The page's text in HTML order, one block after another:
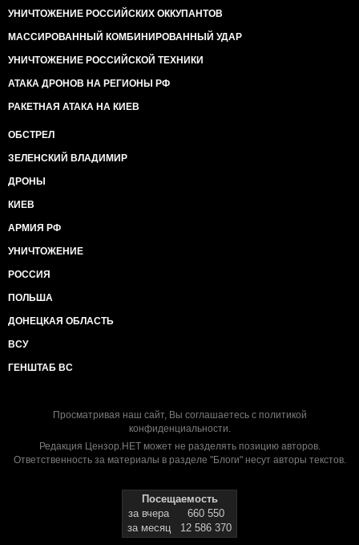
УНИЧТОЖЕНИЕ РОССИЙСКИХ ОККУПАНТОВ
МАССИРОВАННЫЙ КОМБИНИРОВАННЫЙ УДАР
УНИЧТОЖЕНИЕ РОССИЙСКОЙ ТЕХНИКИ
АТАКА ДРОНОВ НА РЕГИОНЫ РФ
РАКЕТНАЯ АТАКА НА КИЕВ
ОБСТРЕЛ
ЗЕЛЕНСКИЙ ВЛАДИМИР
ДРОНЫ
КИЕВ
АРМИЯ РФ
УНИЧТОЖЕНИЕ
РОССИЯ
ПОЛЬША
ДОНЕЦКАЯ ОБЛАСТЬ
ВСУ
ГЕНШТАБ ВС
Просматривая наш сайт, Вы соглашаетесь с политикой
конфиденциальности.
Редакция Цензор.НЕТ может не разделять позицию авторов.
Ответственность за материалы в разделе "Блоги" несут авторы текстов.
Посещаемость
за вчера
660 550
за месяц
12 586 370